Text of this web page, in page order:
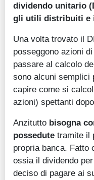
dividendo unitario
gli utili distribuiti e
Una volta trovato il
posseggono azioni
passare al calcolo
sono alcuni semplici
capire come si
azioni) spettanti
Anzitutto bisogna
possedute tramite il
propria banca. Fatto
ossia il dividendo
deciso di pagare ai